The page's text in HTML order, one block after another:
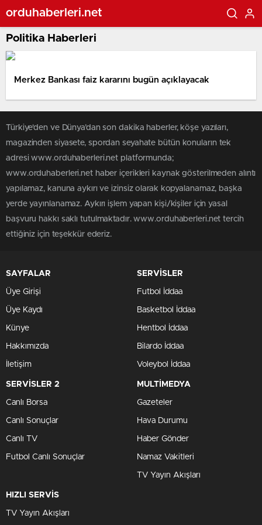
orduhaberleri.net
Politika Haberleri
Merkez Bankası faiz kararını bugün açıklayacak
Türkiye'den ve Dünya’dan son dakika haberler, köşe yazıları,
magazinden siyasete, spordan seyahate bütün konuların tek
adresi www.orduhaberleri.net platformunda;
www.orduhaberleri.net haber içerikleri kaynak gösterilmeden alıntı
yapılamaz, kanuna aykırı ve izinsiz olarak kopyalanamaz, başka
yerde yayınlanamaz. Aykırı işlem yapan kişi/kişiler için yasal
başvuru hakkı saklı tutulmaktadır. www.orduhaberleri.net tercih
ettiğiniz için teşekkür ederiz.
SAYFALAR
Üye Girişi
Üye Kaydı
Künye
Hakkımızda
İletişim
SERVİSLER
Futbol İddaa
Basketbol İddaa
Hentbol İddaa
Bilardo İddaa
Voleybol İddaa
SERVİSLER 2
Canlı Borsa
Canlı Sonuçlar
Canlı TV
Futbol Canlı Sonuçlar
MULTİMEDYA
Gazeteler
Hava Durumu
Haber Gönder
Namaz Vakitleri
TV Yayın Akışları
HIZLI SERVİS
TV Yayın Akışları